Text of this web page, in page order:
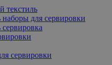
текстиль
наборы для сервировки
сервировка
сервировки